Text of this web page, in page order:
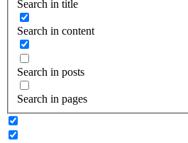
Search in title
Search in content
Search in posts
Search in pages